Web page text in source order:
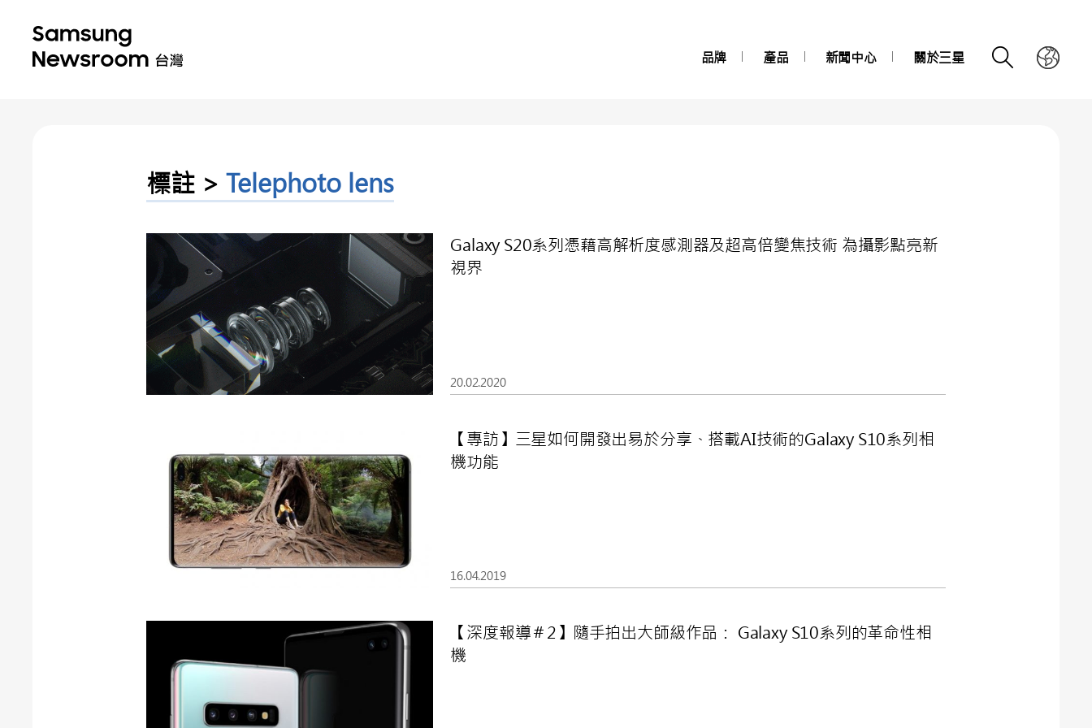
品牌 產品 新聞中心 關於三星
標註 > Telephoto lens
Galaxy S20系列憑藉高解析度感測器及超高倍變焦技術 為攝影點亮新
視界
20.02.2020
【專訪】三星如何開發出易於分享、搭載AI技術的Galaxy S10系列相
機功能
16.04.2019
【深度報導＃2】隨手拍出大師級作品： Galaxy S10系列的革命性相
機